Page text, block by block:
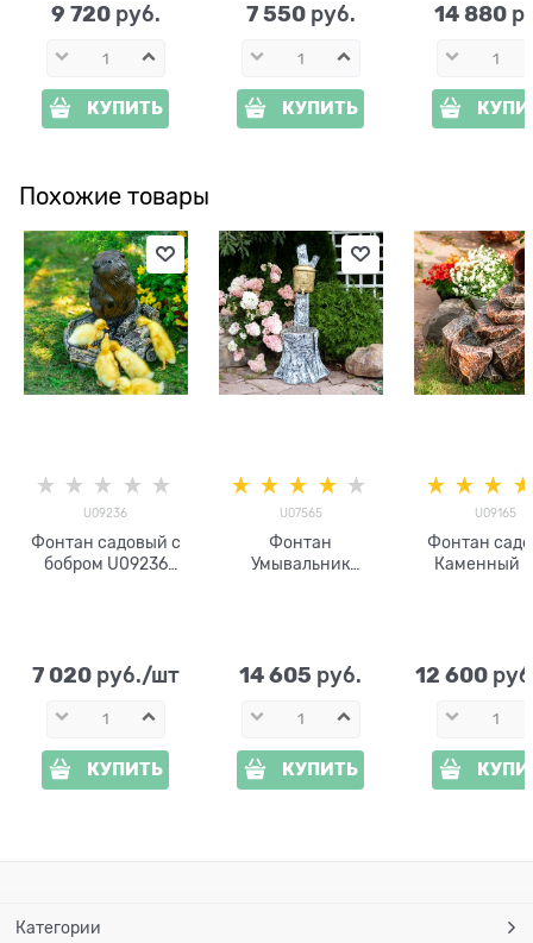
9 720 руб.
КУПИТЬ
7 550 руб.
КУПИТЬ
14 880
Похожие товары
U09236
Фонтан садовый с
бобром U09236
7 020 руб./шт
КУПИТЬ
U07565
Фонтан
Умывальник
14 605 руб.
КУПИТЬ
U09165
Фонтан
Каменный
12 600
Категории